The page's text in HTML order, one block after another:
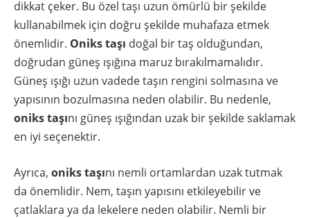
dikkat çeker. Bu özel taşı uzun ömürlü bir şekilde
kullanabilmek için doğru şekilde muhafaza etmek
önemlidir. Oniks taşı doğal bir taş olduğundan,
doğrudan güneş ışığına maruz bırakılmamalıdır.
Güneş ışığı uzun vadede taşın rengini solmasına ve
yapısının bozulmasına neden olabilir. Bu nedenle,
oniks taşını güneş ışığından uzak bir şekilde saklamak
en iyi seçenektir.
Ayrıca, oniks taşını nemli ortamlardan uzak tutmak
da önemlidir. Nem, taşın yapısını etkileyebilir ve
çatlaklara ya da lekelere neden olabilir. Nemli bir